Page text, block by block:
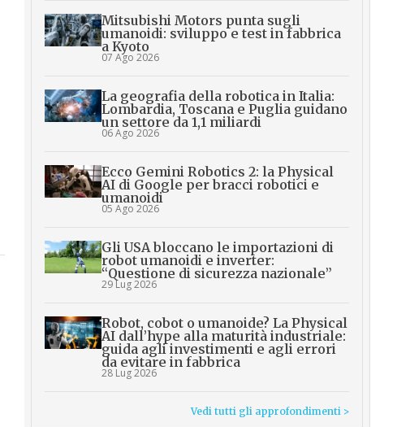
Mitsubishi Motors punta sugli
umanoidi: sviluppo e test in fabbrica
a Kyoto
07 Ago 2026
La geografia della robotica in Italia:
Lombardia, Toscana e Puglia guidano
un settore da 1,1 miliardi
06 Ago 2026
Ecco Gemini Robotics 2: la Physical
AI di Google per bracci robotici e
umanoidi
05 Ago 2026
Gli USA bloccano le importazioni di
robot umanoidi e inverter:
“Questione di sicurezza nazionale”
29 Lug 2026
Robot, cobot o umanoide? La Physical
AI dall’hype alla maturità industriale:
guida agli investimenti e agli errori
da evitare in fabbrica
28 Lug 2026
Vedi tutti gli approfondimenti >